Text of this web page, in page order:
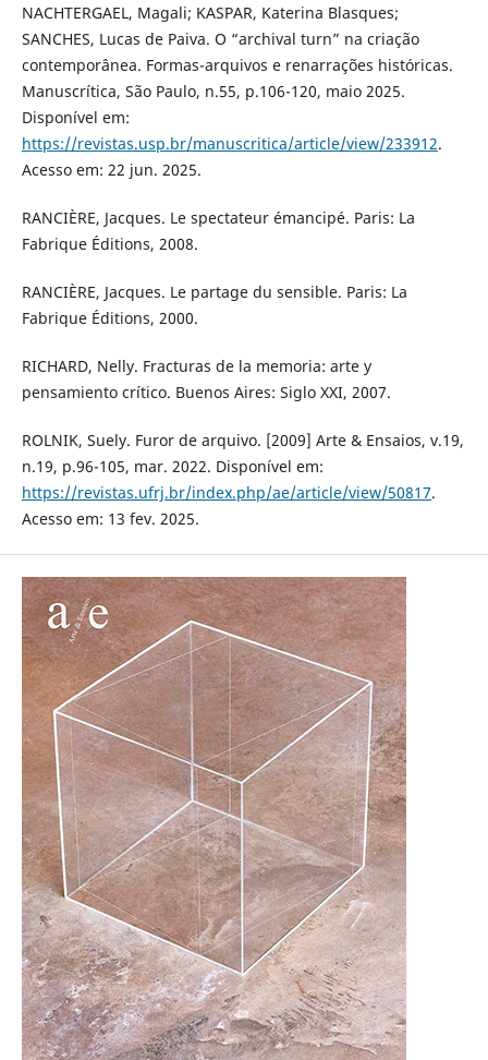
NACHTERGAEL, Magali; KASPAR, Katerina Blasques;
SANCHES, Lucas de Paiva. O “archival turn” na criação
contemporânea. Formas-arquivos e renarrações históricas.
Manuscrítica, São Paulo, n.55, p.106-120, maio 2025.
Disponível em:
https://revistas.usp.br/manuscritica/article/view/233912.
Acesso em: 22 jun. 2025.
RANCIÈRE, Jacques. Le spectateur émancipé. Paris: La
Fabrique Éditions, 2008.
RANCIÈRE, Jacques. Le partage du sensible. Paris: La
Fabrique Éditions, 2000.
RICHARD, Nelly. Fracturas de la memoria: arte y
pensamiento crítico. Buenos Aires: Siglo XXI, 2007.
ROLNIK, Suely. Furor de arquivo. [2009] Arte & Ensaios, v.19,
n.19, p.96-105, mar. 2022. Disponível em:
https://revistas.ufrj.br/index.php/ae/article/view/50817.
Acesso em: 13 fev. 2025.